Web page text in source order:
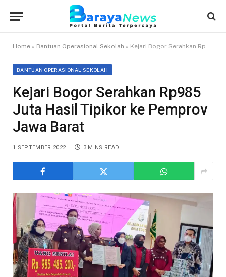
Home » Bantuan Operasional Sekolah » Kejari Bogor Serahkan Rp985 Juta Hasil Tipikor ke Pemprov Jawa Barat
BANTUAN OPERASIONAL SEKOLAH
Kejari Bogor Serahkan Rp985
Juta Hasil Tipikor ke Pemprov
Jawa Barat
1 SEPTEMBER 2022 3 MINS READ